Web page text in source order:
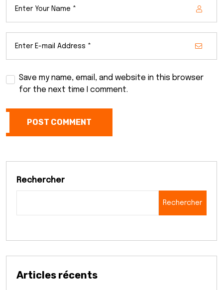
Save my name, email, and website in this browser
for the next time I comment.
POST COMMENT
Rechercher
Rechercher
Articles récents